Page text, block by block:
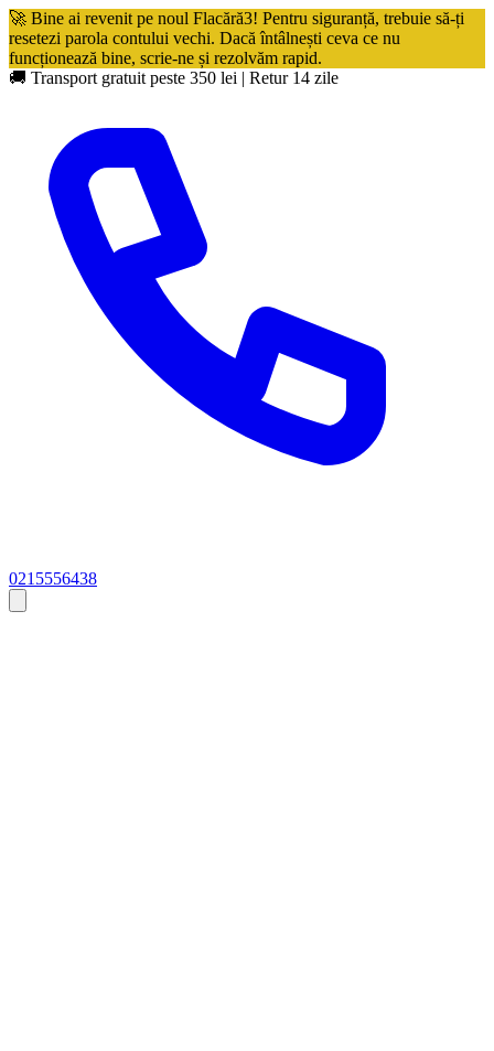
🚀 Bine ai revenit pe noul Flacără3! Pentru siguranță, trebuie să-ți
resetezi parola contului vechi. Dacă întâlnești ceva ce nu
funcționează bine, scrie-ne și rezolvăm rapid.
🚚 Transport gratuit peste 350 lei | Retur 14 zile
0215556438